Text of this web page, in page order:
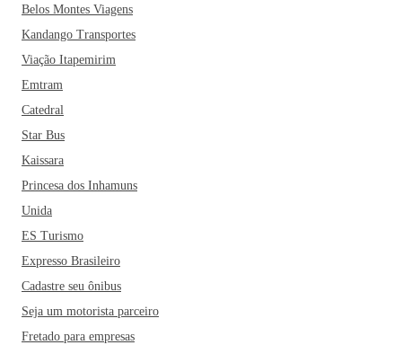
Belos Montes Viagens
Kandango Transportes
Viação Itapemirim
Emtram
Catedral
Star Bus
Kaissara
Princesa dos Inhamuns
Unida
ES Turismo
Expresso Brasileiro
Cadastre seu ônibus
Seja um motorista parceiro
Fretado para empresas